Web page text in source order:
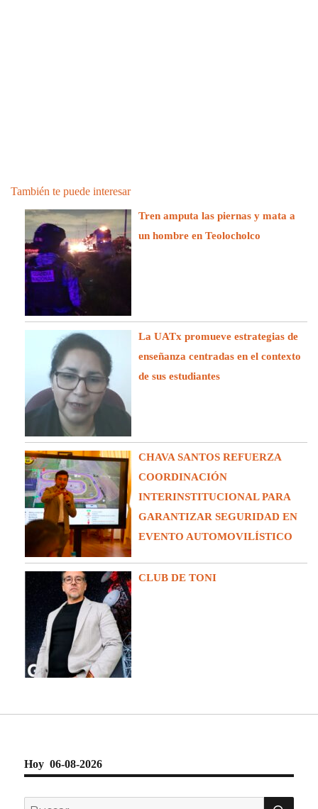
También te puede interesar
Tren amputa las piernas y mata a
un hombre en Teolocholco
La UATx promueve estrategias de
enseñanza centradas en el contexto
de sus estudiantes
CHAVA SANTOS REFUERZA
COORDINACIÓN
INTERINSTITUCIONAL PARA
GARANTIZAR SEGURIDAD EN
EVENTO AUTOMOVILÍSTICO
CLUB DE TONI
Hoy 06-08-2026
Buscar